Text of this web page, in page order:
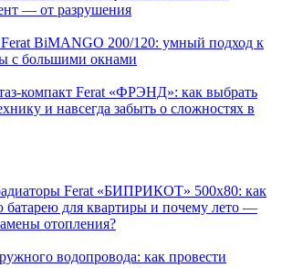
— от разрушения
BiMANGO 200/120: умный подход к
с большими окнами
компакт Ferat «ФРЭНД»: как выбрать
и навсегда забыть о сложностях в
Ferat «БИПРИКОТ» 500x80: как
батарею для квартиры и почему лето —
отопления?
водопровода: как провести